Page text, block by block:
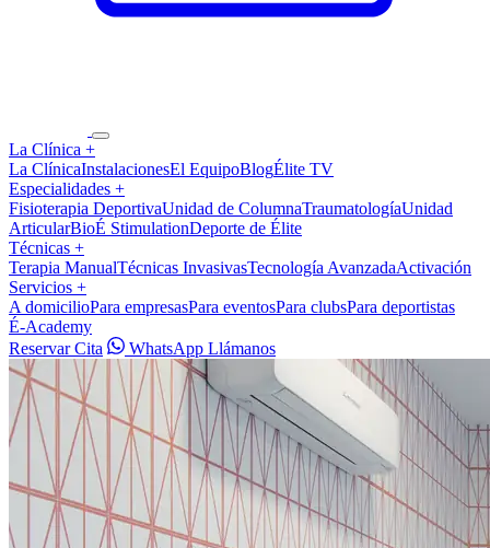
La Clínica +
La ClínicaInstalacionesEl EquipoBlogÉlite TV
Especialidades +
Fisioterapia DeportivaUnidad de ColumnaTraumatologíaUnidad
ArticularBioÉ StimulationDeporte de Élite
Técnicas +
Terapia ManualTécnicas InvasivasTecnología AvanzadaActivación
Servicios +
A domicilioPara empresasPara eventosPara clubsPara deportistas
É-Academy
Reservar Cita
WhatsApp Llámanos